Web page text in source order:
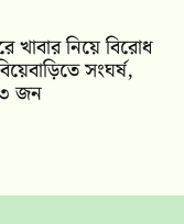
খাবার নিয়ে বিরোধ
সংঘর্ষ,
জন